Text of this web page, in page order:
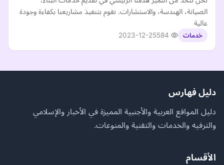
الصيانة، الهندسة، والاستشارات. نقوم بتنفيذ مشاريعنا بكفاءة وجودة
عالية
خدمات 2023-12-25
دليل فهارس
دليل المواقع العربية والأجنبية المميزة في الأخبار والإسلامي
والترفيه والخدمات والتقنية والمنوعات.
الأقسام